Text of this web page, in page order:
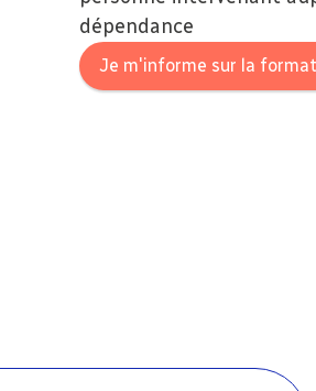
dépendance
Je m'informe sur la